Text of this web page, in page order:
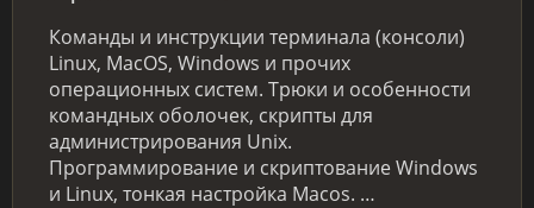
Команды и инструкции терминала (консоли)
Linux, MacOS, Windows и прочих
операционных систем. Трюки и особенности
командных оболочек, скрипты для
администрирования Unix.
Программирование и скриптование Windows
и Linux, тонкая настройка Macos. …